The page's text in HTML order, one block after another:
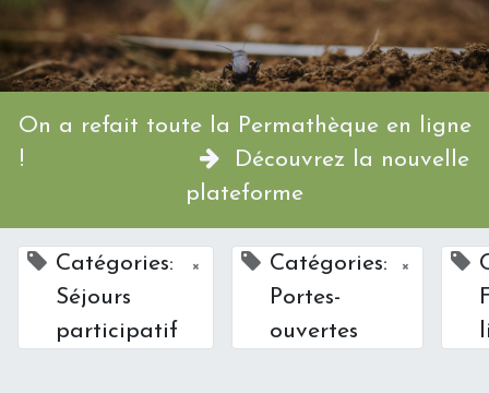
On a refait toute la Permathèque en ligne
!
Découvrez la nouvelle
plateforme
Catégories:
Séjours
participatif
×
Catégories:
Portes-
ouvertes
×